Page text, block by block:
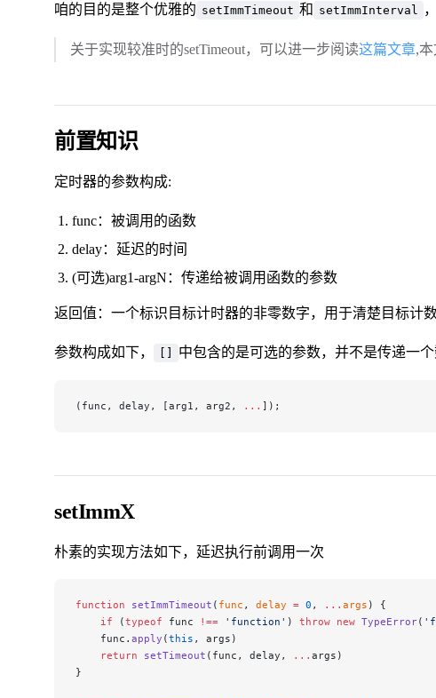
咱的目的是整个优雅的 setImmTimeout 和 setImmInterval
关于实现较准时的setTimeout，可以进一步阅读这篇文章,
前置知识
定时器的参数构成:
func：被调用的函数
delay：延迟的时间
(可选)arg1-argN：传递给被调用函数的参数
返回值：一个标识目标计时器的非零数字，用于清楚目标计
参数构成如下， 中包含的是可选的参数，并不是传递一个
(func, delay, [arg1, arg2,
... ]);
setImmX
朴素的实现方法如下，延迟执行前调用一次
function setImmTimeout ( func , delay = 0 , ... args ) {
    if
(typeof func !== 'function' ) throw new TypeError(
    func.
apply (this , args)
    return
setTimeout (func, delay, ... args)
}